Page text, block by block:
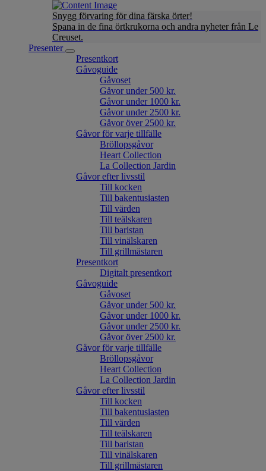
Snygg förvaring för dina färska örter!
Spana in de fina örtkrukorna och andra nyheter från Le
Creuset.
Presenter
Presentkort
Gåvoguide
Gåvoset
Gåvor under 500 kr.
Gåvor under 1000 kr.
Gåvor under 2500 kr.
Gåvor över 2500 kr.
Gåvor för varje tillfälle
Bröllopsgåvor
Heart Collection
La Collection Jardin
Gåvor efter livsstil
Till kocken
Till bakentusiasten
Till värden
Till teälskaren
Till baristan
Till vinälskaren
Till grillmästaren
Presentkort
Digitalt presentkort
Gåvoguide
Gåvoset
Gåvor under 500 kr.
Gåvor under 1000 kr.
Gåvor under 2500 kr.
Gåvor över 2500 kr.
Gåvor för varje tillfälle
Bröllopsgåvor
Heart Collection
La Collection Jardin
Gåvor efter livsstil
Till kocken
Till bakentusiasten
Till värden
Till teälskaren
Till baristan
Till vinälskaren
Till grillmästaren